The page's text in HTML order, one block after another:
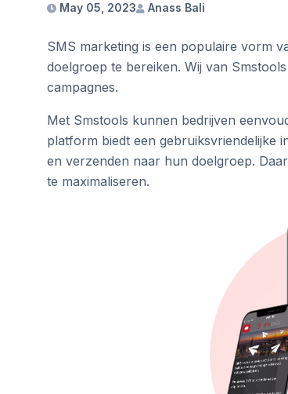
May 05, 2023 Anass Bali
SMS marketing is een populaire vorm
doelgroep te bereiken. Wij van
campagnes.
Met Smstools kunnen bedrijven
platform biedt een gebruiksvriendelijke
en verzenden naar hun doelgroep.
te maximaliseren.